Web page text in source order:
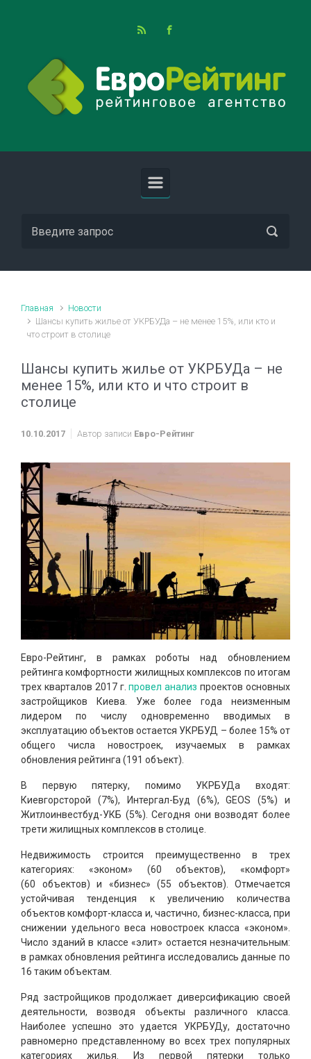
Главная
Новости
Шансы купить жилье от УКРБУДа – не менее 15%, или кто и
что строит в столице
Шансы купить жилье от УКРБУДа – не
менее 15%, или кто и что строит в
столице
10.10.2017 Автор записи Евро-Рейтинг
Евро-Рейтинг, в рамках роботы над обновлением
рейтинга комфортности жилищных комплексов по итогам
трех кварталов 2017 г.провел анализ проектов основных
застройщиков Киева. Уже более года неизменным
лидером по числу одновременно вводимых в
эксплуатацию объектов остается УКРБУД – более 15% от
общего числа новостроек, изучаемых в рамках
обновления рейтинга (191 объект).
В первую пятерку, помимо УКРБУДа входят:
Киевгорсторой (7%), Интергал-Буд (6%), GEOS (5%) и
Житлоинвестбуд-УКБ (5%). Сегодня они возводят более
трети жилищных комплексов в столице.
Недвижимость строится преимущественно в трех
категориях: «эконом» (60 объектов), «комфорт»
(60 объектов) и «бизнес» (55 объектов). Отмечается
устойчивая тенденция к увеличению количества
объектов комфорт-класса и, частично, бизнес-класса, при
снижении удельного веса новостроек класса «эконом».
Число зданий в классе «элит» остается незначительным:
в рамках обновления рейтинга исследовались данные по
16 таким объектам.
Ряд застройщиков продолжает диверсификацию своей
деятельности, возводя объекты различного класса.
Наиболее успешно это удается УКРБУДу, достаточно
равномерно представленному во всех трех популярных
категориях жилья. Из первой пятерки только